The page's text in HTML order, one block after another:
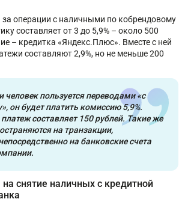
операции с наличными по кобрендовому
составляет от 3 до 5,9% – около 500
– кредитка «Яндекс.Плюс». Вместе с ней
составляют 2,9%, но не меньше 200
человек пользуется переводами «с
он будет платить комиссию 5,9%.
составляет 150 рублей. Такие же
на транзакции,
на банковские счета
снятие наличных с кредитной